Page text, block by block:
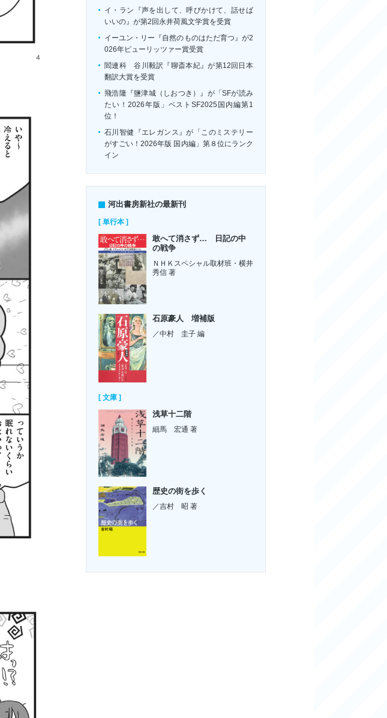
イ・ラン『声を出して、呼びかけて、話せば
いいの』が第2回永井荷風文学賞を受賞
イーユン・リー『自然のものはただ育つ』が2
026年ピューリッツァー賞受賞
閻連科 谷川毅訳『聊斎本紀』が第12回日本
翻訳大賞を受賞
飛浩隆『鹽津城（しおつき）』が「SFが読み
たい！2026年版」ベストSF2025国内編第1
位！
石川智健『エレガンス』が「このミステリー
がすごい！2026年版 国内編」第８位にランク
イン
河出書房新社の最新刊
[ 単行本 ]
敢へて消さず… 日記の中
の戦争
ＮＨＫスペシャル取材班・横井
秀信 著
石原豪人 増補版
／中村 圭子 編
[ 文庫 ]
浅草十二階
細馬 宏通 著
歴史の街を歩く
／吉村 昭 著